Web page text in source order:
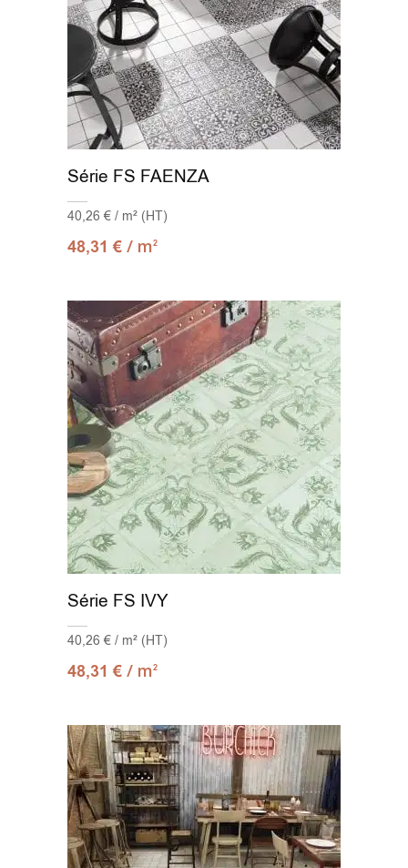
Série FS FAENZA
40,26 € / m² (HT)
48,31€ / m2
Série FS IVY
40,26 € / m² (HT)
48,31€ / m2